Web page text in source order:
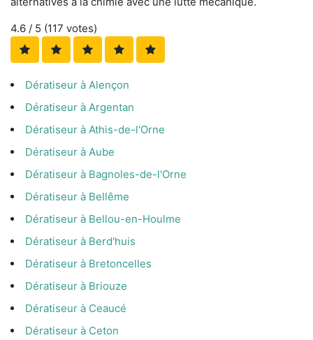
4.6 / 5 (117 votes)
Dératiseur à Alençon
Dératiseur à Argentan
Dératiseur à Athis-de-l'Orne
Dératiseur à Aube
Dératiseur à Bagnoles-de-l'Orne
Dératiseur à Bellême
Dératiseur à Bellou-en-Houlme
Dératiseur à Berd'huis
Dératiseur à Bretoncelles
Dératiseur à Briouze
Dératiseur à Ceaucé
Dératiseur à Ceton